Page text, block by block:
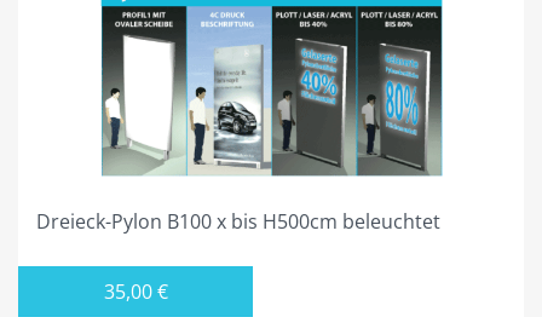
Dreieck-Pylon B100 x bis H500cm beleuchtet
35,00€